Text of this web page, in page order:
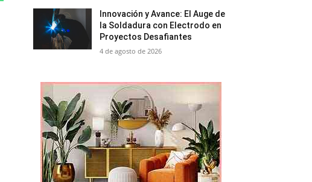
Innovación y Avance: El Auge de
la Soldadura con Electrodo en
Proyectos Desafiantes
4 de agosto de 2026